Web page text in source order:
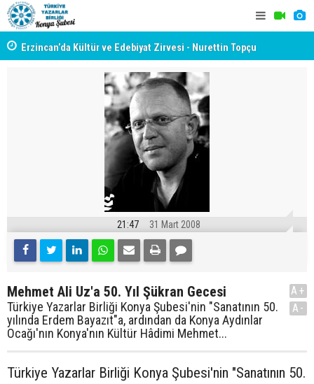
Erzincan’da Kültür ve Edebiyat Zirvesi - Nurettin Topçu
21:47 31 Mart 2008
Mehmet Ali Uz'a 50. Yıl Şükran Gecesi
Türkiye Yazarlar Birliği Konya Şubesi'nin "Sanatının 50.
yılında Erdem Bayazıt"a, ardından da Konya Aydınlar
Ocağı'nın Konya'nın Kültür Hâdimi Mehmet...
A+
A-
Türkiye Yazarlar Birliği Konya Şubesi'nin "Sanatının 50.